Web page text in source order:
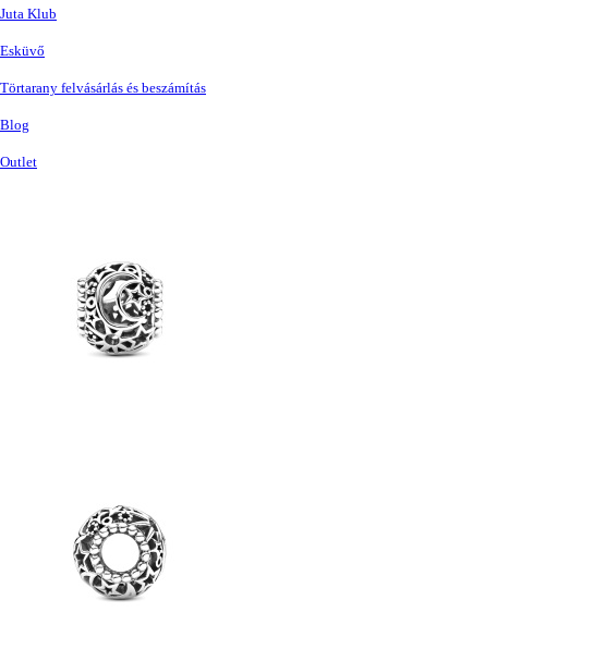
Juta Klub
Esküvő
Törtarany felvásárlás és beszámítás
Blog
Outlet